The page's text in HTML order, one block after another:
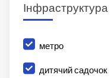
Інфраструктура
метро
дитячий садочок